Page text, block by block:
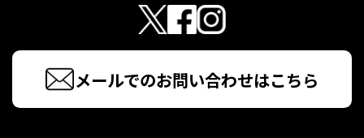
メールでのお問い合わせはこちら